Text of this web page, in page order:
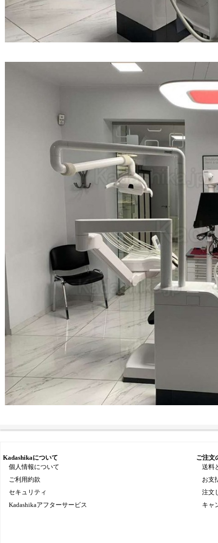
Kadashikaについて
個人情報について
ご利用約款
セキュリティ
Kadashikaアフターサービス
ご注文
送料
お支
注文
キャ